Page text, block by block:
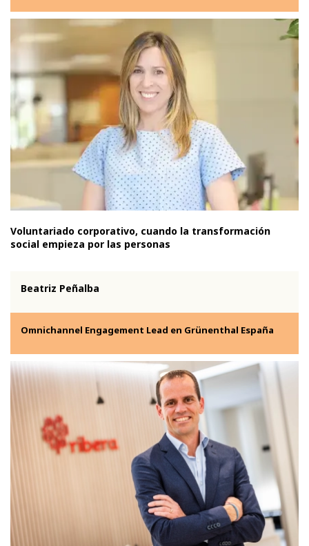
Voluntariado corporativo, cuando la transformación
social empieza por las personas
Beatriz Peñalba
Omnichannel Engagement Lead en Grünenthal España